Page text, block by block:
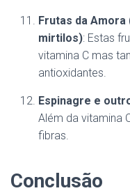
Frutas da
mirtilos): Estas
vitamina C mas
antioxidantes.
Espinagre e
Além da vitamina
fibras.
Conclusão